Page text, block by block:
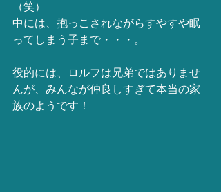
（笑）
中には、抱っこされながらすやすや眠
ってしまう子まで・・・。
役的には、ロルフは兄弟ではありませ
んが、みんなが仲良しすぎて本当の家
族のようです！